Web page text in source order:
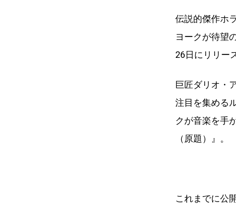
伝説的傑作ホ
ヨークが待望
26日にリリー
巨匠ダリオ・
注目を集める
クが音楽を手
（原題）』。
これまでに公